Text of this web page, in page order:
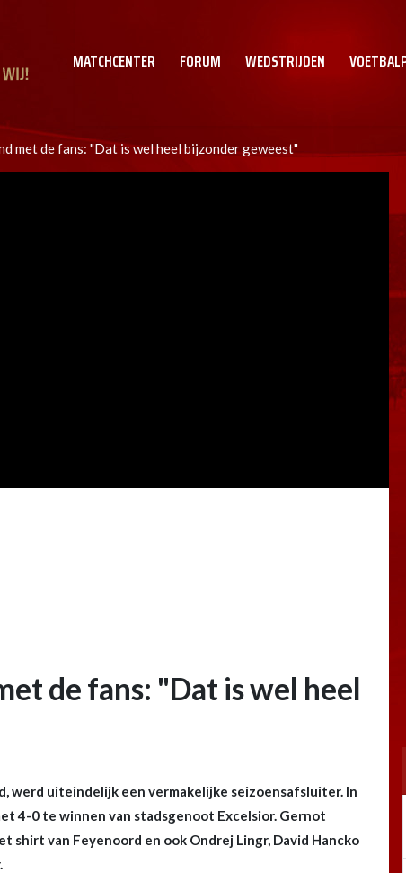
MATCHCENTER FORUM WEDSTRIJDEN
met de fans: "Dat is wel heel bijzonder geweest"
de fans: "Dat is wel heel
werd uiteindelijk een vermakelijke seizoensafsluiter. In
4-0 te winnen van stadsgenoot Excelsior. Gernot
shirt van Feyenoord en ook Ondrej Lingr, David Hancko